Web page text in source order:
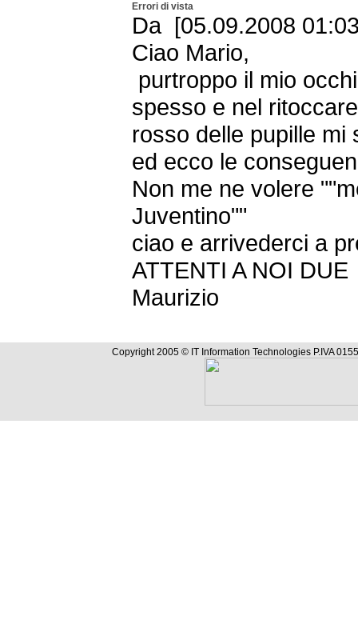
Errori di vista
Da [05.09.2008
Ciao Mario,
purtroppo il mio
spesso e nel
rosso delle pupille mi
ed ecco le
Non me ne volere
Juventino""
ciao e arrivederci a
ATTENTI A NOI DUE
Maurizio
Copyright 2005 © IT Information Technologies P.IVA